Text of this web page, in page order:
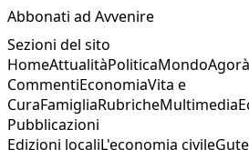
Abbonati ad Avvenire
Sezioni del sito
HomeAttualitàPoliticaMondoAgorà
CommentiEconomiaVita e
CuraFamigliaRubricheMultimedia
Pubblicazioni
Edizioni localiL'economia civile